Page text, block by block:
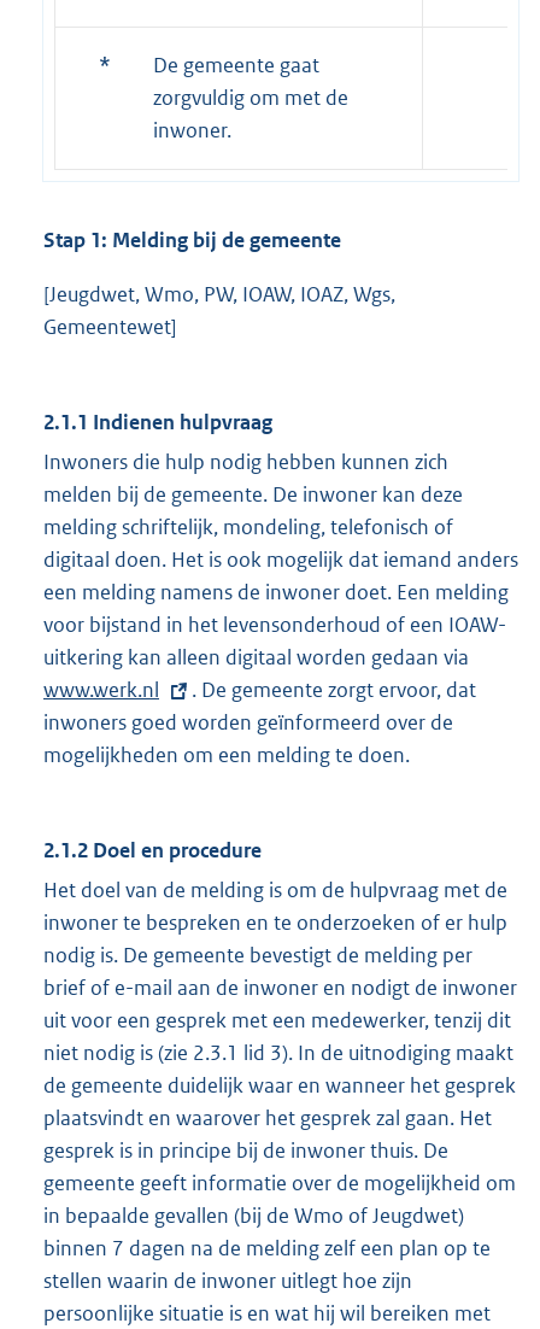
*
De gemeente gaat
zorgvuldig om met de
inwoner.
Stap 1: Melding bij de gemeente
[Jeugdwet, Wmo, PW, IOAW, IOAZ, Wgs,
Gemeentewet]
2.1.1 Indienen hulpvraag
Inwoners die hulp nodig hebben kunnen zich
melden bij de gemeente. De inwoner kan deze
melding schriftelijk, mondeling, telefonisch of
digitaal doen. Het is ook mogelijk dat iemand anders
een melding namens de inwoner doet. Een melding
voor bijstand in het levensonderhoud of een IOAW-
uitkering kan alleen digitaal worden gedaan via
x
l
i
n
k
:
www.werk.nl
. De gemeente zorgt ervoor, dat
inwoners goed worden geïnformeerd over de
mogelijkheden om een melding te doen.
2.1.2 Doel en procedure
Het doel van de melding is om de hulpvraag met de
inwoner te bespreken en te onderzoeken of er hulp
nodig is. De gemeente bevestigt de melding per
brief of e-mail aan de inwoner en nodigt de inwoner
uit voor een gesprek met een medewerker, tenzij dit
niet nodig is (zie 2.3.1 lid 3). In de uitnodiging maakt
de gemeente duidelijk waar en wanneer het gesprek
plaatsvindt en waarover het gesprek zal gaan. Het
gesprek is in principe bij de inwoner thuis. De
gemeente geeft informatie over de mogelijkheid om
in bepaalde gevallen (bij de Wmo of Jeugdwet)
binnen 7 dagen na de melding zelf een plan op te
stellen waarin de inwoner uitlegt hoe zijn
persoonlijke situatie is en wat hij wil bereiken met